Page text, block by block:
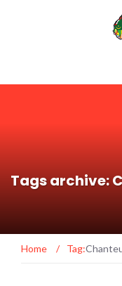
Tags archive:
Home / Tag: